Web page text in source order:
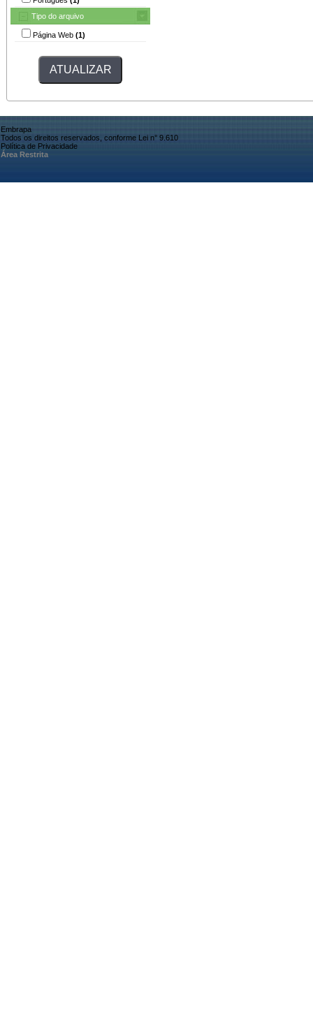
Tipo do arquivo
Página Web (1)
Embrapa
Todos os direitos reservados, conforme Lei n° 9.610
Política de Privacidade
Área Restrita